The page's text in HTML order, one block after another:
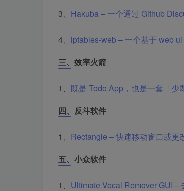
3、 Hakuba – 一个通过 Github
4、 iptables-web – 一个基于 web
三、效率火箭
1、 既是 Todo App，也是一套「少
四、反斗软件
1、 Rectangle – 快速移动窗口或更
五、小众软件
1、 Ultimate Vocal Remover GUI